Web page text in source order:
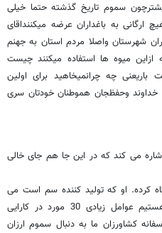
سموم تاریخ گذشته حتما خیلی
ارگانی به باغداران عرضه میکننداقای
شهرستان واصلا مردم استان به جهنم
ازاین میوه ها استفاده میکنند چیست
چه چرانمیخاهید برای اولین
خداوند وحفظجان هموطنان خودتان سری
می کند که در این جا هم جای خالی
کرده. او که تولید کننده سم است می
گوید: ما تولیدکننده سموم کشاورزی هستیم عوامل زیادی 30 مورد در کارایی
کشاورزان ما به دنبال سموم ارزان